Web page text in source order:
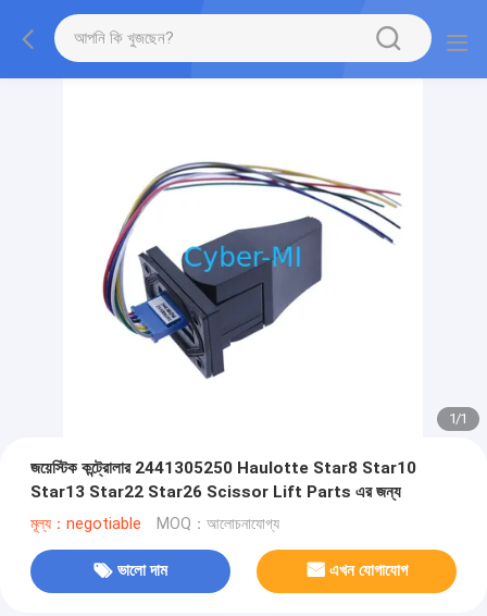
1/1
জয়েস্টিক কন্ট্রোলার 2441305250 Haulotte Star8 Star10
Star13 Star22 Star26 Scissor Lift Parts এর জন্য
মূল্য：negotiable MOQ：আলোচনাযোগ্য
ভালো দাম এখন যোগাযোগ